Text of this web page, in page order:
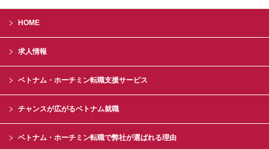
HOME
求人情報
ベトナム・ホーチミン転職支援サービス
チャンスが広がるベトナム就職
ベトナム・ホーチミン転職で弊社が選ばれる理由